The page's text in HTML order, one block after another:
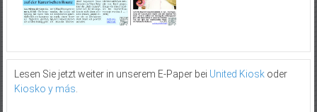
Lesen Sie jetzt weiter in unserem E-Paper bei United Kioskoder
Kiosko y más.